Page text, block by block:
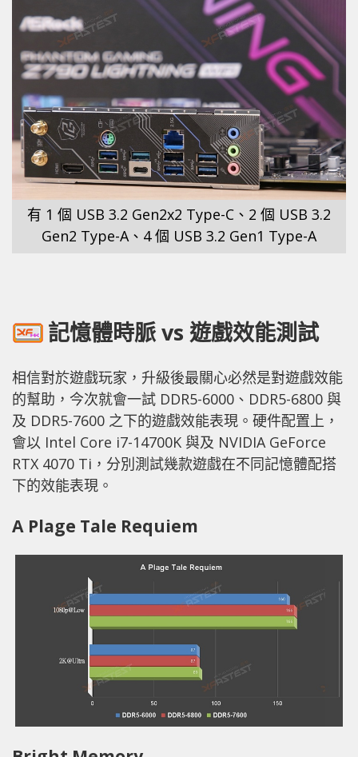
有 1 個 USB 3.2 Gen2x2 Type-C、2 個 USB 3.2
Gen2 Type-A、4 個 USB 3.2 Gen1 Type-A
記憶體時脈 vs 遊戲效能測試
相信對於遊戲玩家，升級後最關心必然是對遊戲效能
的幫助，今次就會一試 DDR5-6000、DDR5-6800 與
及 DDR5-7600 之下的遊戲效能表現。硬件配置上，
會以 Intel Core i7-14700K 與及 NVIDIA GeForce
RTX 4070 Ti，分別測試幾款遊戲在不同記憶體配搭
下的效能表現。
A Plage Tale Requiem